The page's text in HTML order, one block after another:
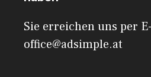
Sie erreichen uns per
office@adsimple.at